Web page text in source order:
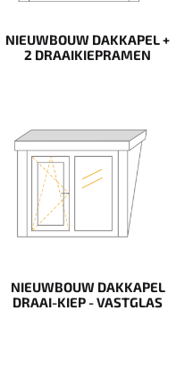
NIEUWBOUW DAKKAPEL +
2 DRAAIKIEPRAMEN
NIEUWBOUW DAKKAPEL
DRAAI-KIEP - VASTGLAS